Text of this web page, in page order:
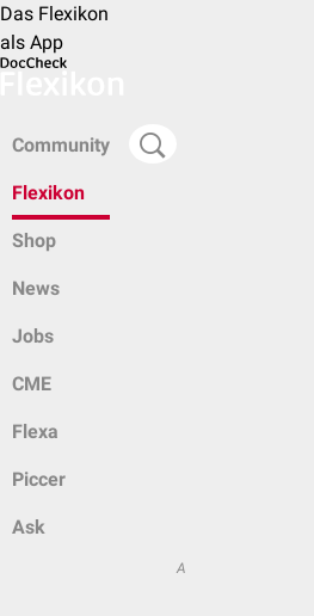
Das Flexikon
als App
Community
Flexikon
Shop
News
Jobs
CME
Flexa
Piccer
Ask
A